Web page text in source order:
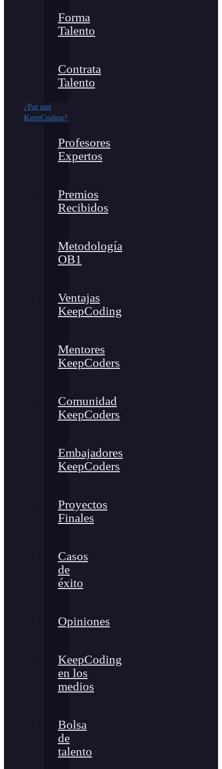
Forma
Talento
Contrata
Talento
¿Por qué
KeepCoding?
Profesores
Expertos
Premios
Recibidos
Metodología
OB1
Ventajas
KeepCoding
Mentores
KeepCoders
Comunidad
KeepCoders
Embajadores
KeepCoders
Proyectos
Finales
Casos
de
éxito
Opiniones
KeepCoding
en los
medios
Bolsa
de
talento